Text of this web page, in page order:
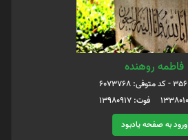
فاطمه روهنده
ورود به صفحه یادبود